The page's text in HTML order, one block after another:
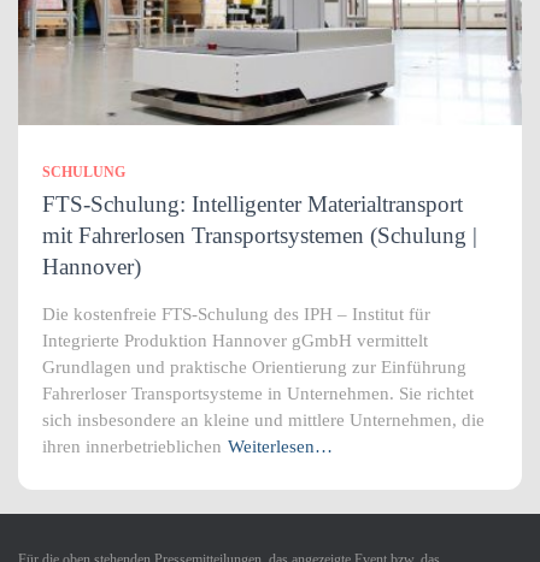
SCHULUNG
FTS-Schulung: Intelligenter Materialtransport
mit Fahrerlosen Transportsystemen (Schulung |
Hannover)
Die kostenfreie FTS-Schulung des IPH – Institut für
Integrierte Produktion Hannover gGmbH vermittelt
Grundlagen und praktische Orientierung zur Einführung
Fahrerloser Transportsysteme in Unternehmen. Sie richtet
sich insbesondere an kleine und mittlere Unternehmen, die
ihren innerbetrieblichen Weiterlesen…